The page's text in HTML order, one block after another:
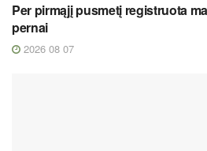
Per pirmąjį pusmetį registruota
pernai
2026 08 07